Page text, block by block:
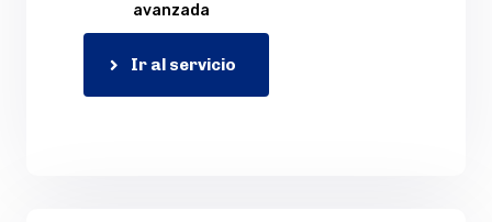
avanzada
Ir al servicio